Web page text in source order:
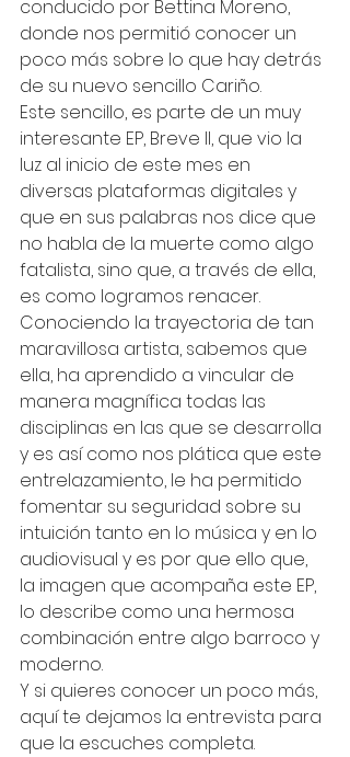
conducido por Bettina Moreno,
donde nos permitió conocer un
poco más sobre lo que hay detrás
de su nuevo sencillo Cariño.
Este sencillo, es parte de un muy
interesante EP, Breve II, que vio la
luz al inicio de este mes en
diversas plataformas digitales y
que en sus palabras nos dice que
no habla de la muerte como algo
fatalista, sino que, a través de ella,
es como logramos renacer.
Conociendo la trayectoria de tan
maravillosa artista, sabemos que
ella, ha aprendido a vincular de
manera magnífica todas las
disciplinas en las que se desarrolla
y es así como nos plática que este
entrelazamiento, le ha permitido
fomentar su seguridad sobre su
intuición tanto en lo música y en lo
audiovisual y es por que ello que,
la imagen que acompaña este EP,
lo describe como una hermosa
combinación entre algo barroco y
moderno.
Y si quieres conocer un poco más,
aquí te dejamos la entrevista para
que la escuches completa.